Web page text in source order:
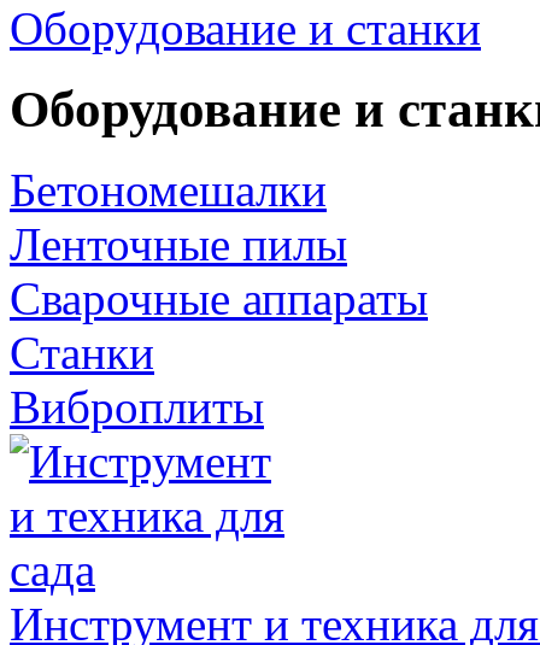
Оборудование и станки
Оборудование и
Бетономешалки
Ленточные пилы
Сварочные аппараты
Станки
Виброплиты
Инструмент и техника